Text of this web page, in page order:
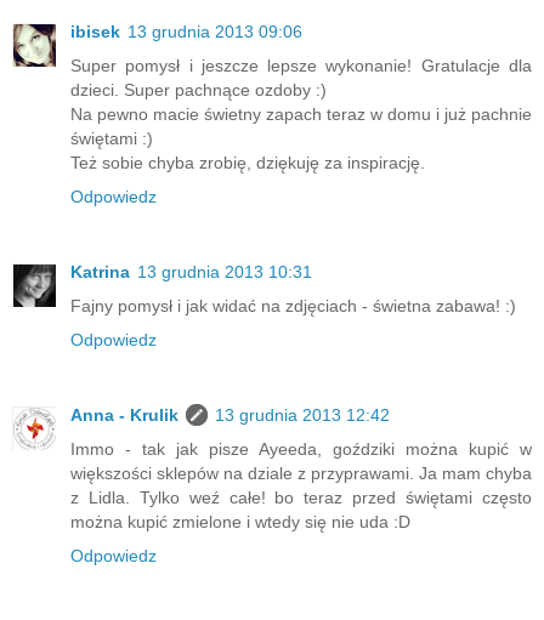
ibisek 13 grudnia 2013 09:06
Super pomysł i jeszcze lepsze wykonanie! Gratulacje dla
dzieci. Super pachnące ozdoby :)
Na pewno macie świetny zapach teraz w domu i już pachnie
świętami :)
Też sobie chyba zrobię, dziękuję za inspirację.
Odpowiedz
Katrina 13 grudnia 2013 10:31
Fajny pomysł i jak widać na zdjęciach - świetna zabawa! :)
Odpowiedz
Anna - Krulik
13 grudnia 2013 12:42
Immo - tak jak pisze Ayeeda, goździki można kupić w
większości sklepów na dziale z przyprawami. Ja mam chyba
z Lidla. Tylko weź całe! bo teraz przed świętami często
można kupić zmielone i wtedy się nie uda :D
Odpowiedz